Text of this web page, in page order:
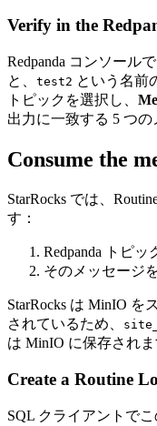
Verify in the
Redpanda コンソールで
と、 test2 という名前
トピックを選択し、
出力に一致する 5 つの
Consume the
StarRocks では、
す：
Redpanda トピッ
そのメッセージ
StarRocks は MinIO
されているため、
は MinIO に保存されま
Create a Routine
SQL クライアントで